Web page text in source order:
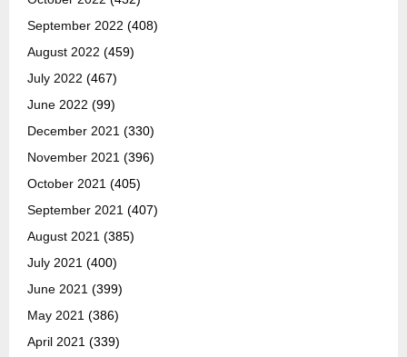
September 2022 (408)
August 2022 (459)
July 2022 (467)
June 2022 (99)
December 2021 (330)
November 2021 (396)
October 2021 (405)
September 2021 (407)
August 2021 (385)
July 2021 (400)
June 2021 (399)
May 2021 (386)
April 2021 (339)